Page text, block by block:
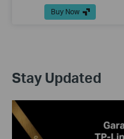
Buy Now
Stay Updated